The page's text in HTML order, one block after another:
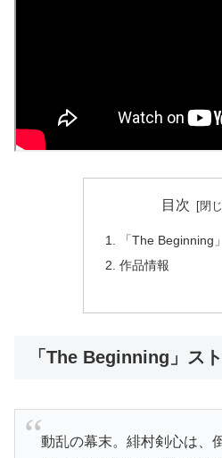
目次
「The Beginning
作品情報
「The Beginning」ス
動乱の幕末。緋村剣心は、